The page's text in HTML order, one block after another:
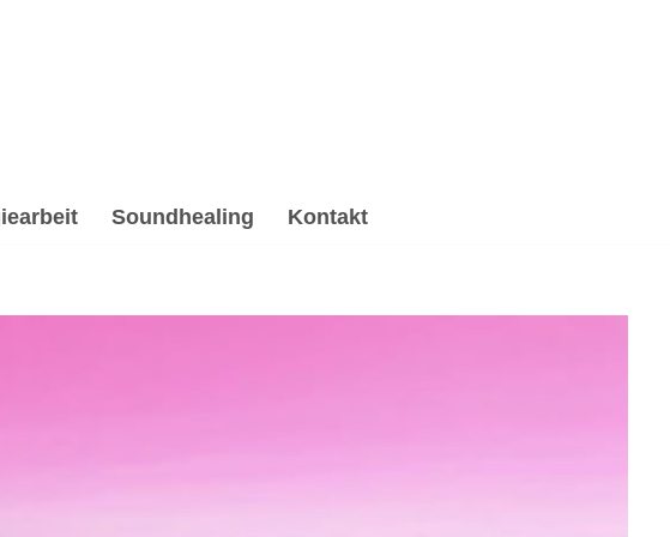
Soundhealing Kontakt
& Reiki, Hypnose, Psychotherapie Alternative. Verfügbar:
Alternative für Feilitzsch bei 💓️Herzdiamant.net – Ihr